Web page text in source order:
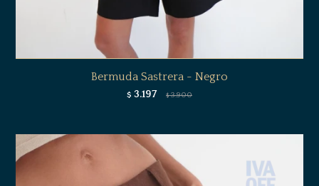
Bermuda Sastrera - Negro
$ 3.197 $ 3.900